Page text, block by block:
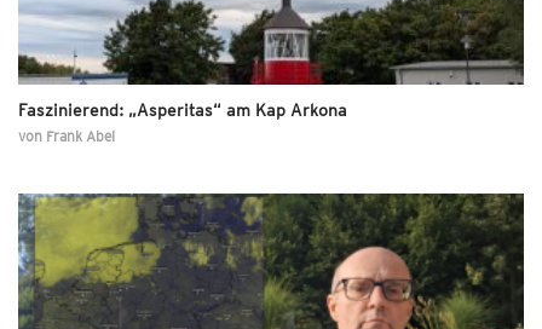
Faszinierend: „Asperitas“ am Kap Arkona
von Frank Abel